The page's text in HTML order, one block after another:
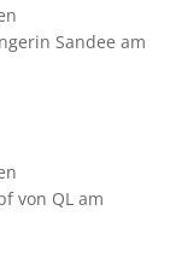
Sandee am
von QL am